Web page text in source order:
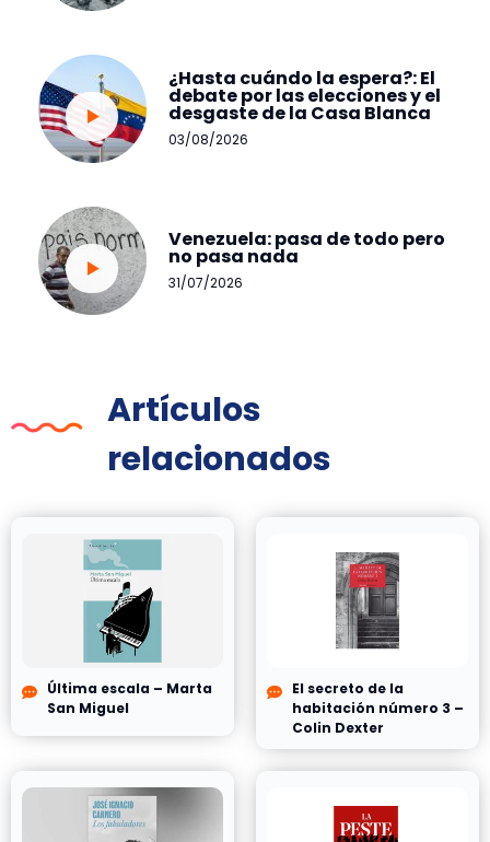
¿Hasta cuándo la espera?: El
debate por las elecciones y el
desgaste de la Casa Blanca
03/08/2026
Venezuela: pasa de todo pero
no pasa nada
31/07/2026
Artículos
relacionados
Última escala – Marta
San Miguel
El secreto de la
habitación número 3 –
Colin Dexter